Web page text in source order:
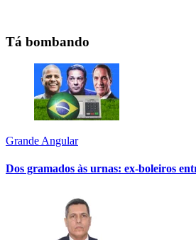
Tá bombando
Grande Angular
Dos gramados às urnas: ex-boleiros